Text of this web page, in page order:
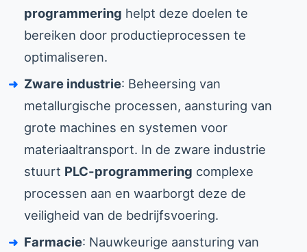
programmering helpt deze doelen te
bereiken door productieprocessen te
optimaliseren.
Zware industrie: Beheersing van
metallurgische processen, aansturing van
grote machines en systemen voor
materiaaltransport. In de zware industrie
stuurt PLC-programmering complexe
processen aan en waarborgt deze de
veiligheid van de bedrijfsvoering.
Farmacie: Nauwkeurige aansturing van